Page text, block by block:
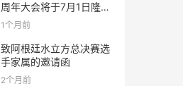
周年大会将于7月1日隆重
举行
1个月前
致阿根廷水立方总决赛选
手家属的邀请函
2个月前